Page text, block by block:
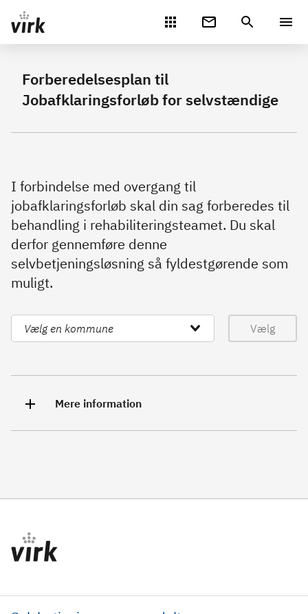
Gå direkte til indhold
Forberedelsesplan til
Jobafklaringsforløb for selvstændige
I forbindelse med overgang til
jobafklaringsforløb skal din sag forberedes til
behandling i rehabiliteringsteamet. Du skal
derfor gennemføre denne
selvbetjeningsløsning så fyldestgørende som
muligt.
Vælg
Mere information